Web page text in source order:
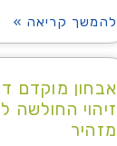
להמשך קריאה »
אבחון מוקדם
זיהוי החולשה
מזהיר